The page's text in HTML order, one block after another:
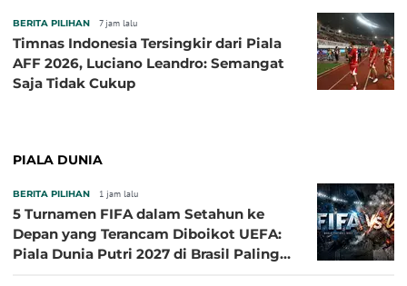
BERITA PILIHAN 7 jam lalu
Timnas Indonesia Tersingkir dari Piala
AFF 2026, Luciano Leandro: Semangat
Saja Tidak Cukup
PIALA DUNIA
BERITA PILIHAN 1 jam lalu
5 Turnamen FIFA dalam Setahun ke
Depan yang Terancam Diboikot UEFA:
Piala Dunia Putri 2027 di Brasil Paling